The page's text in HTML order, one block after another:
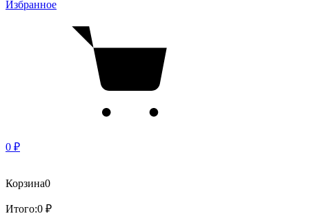
Избранное
0 ₽
Корзина0
Итого:0 ₽